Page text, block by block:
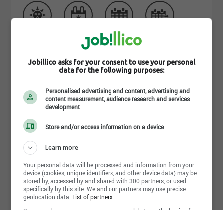
Qui sommes-nous
Nous sommes des spécialistes en équipement
d’élévation. Nous louons, vendons, inspectons,
réparons et transportons chariots télescopiques,
plateformes élévatrices et nacelles partout au
Québec. Chez Poulin Équipement, notre expertise,
Jobillico asks for your consent to use your personal
data for the following purposes:
Personalised advertising and content, advertising and
content measurement, audience research and services
development
Store and/or access information on a device
Learn more
Your personal data will be processed and information from your
device (cookies, unique identifiers, and other device data) may be
stored by, accessed by and shared with 300 partners, or used
specifically by this site. We and our partners may use precise
geolocation data. List of partners.